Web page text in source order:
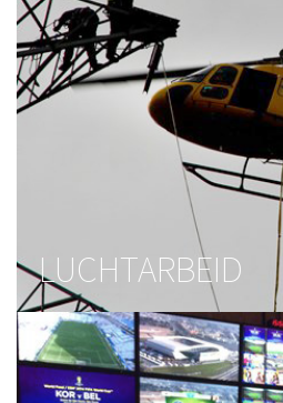
LUCHTARBEID